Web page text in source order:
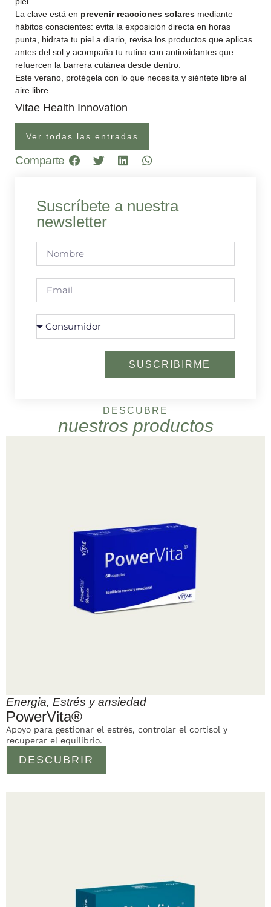
La clave está en prevenir reacciones solares mediante
hábitos conscientes: evita la exposición directa en horas
punta, hidrata tu piel a diario, revisa los productos que aplicas
antes del sol y acompaña tu rutina con antioxidantes que
refuercen la barrera cutánea desde dentro.
Este verano, protégela con lo que necesita y siéntete libre al
aire libre.
Vitae Health Innovation
Ver todas las entradas
Comparte
Suscríbete a nuestra
newsletter
SUSCRIBIRME
DESCUBRE
nuestros productos
Energia, Estrés y ansiedad
PowerVita®
DESCUBRIR
Apoyo para gestionar el estrés, controlar el cortisol y
recuperar el equilibrio.